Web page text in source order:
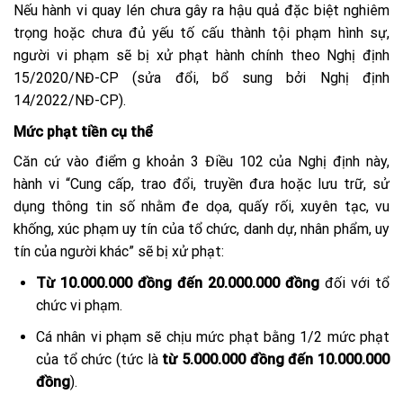
Nếu hành vi quay lén chưa gây ra hậu quả đặc biệt nghiêm
trọng hoặc chưa đủ yếu tố cấu thành tội phạm hình sự,
người vi phạm sẽ bị xử phạt hành chính theo Nghị định
15/2020/NĐ-CP (sửa đổi, bổ sung bởi Nghị định
14/2022/NĐ-CP).
Mức phạt tiền cụ thể
Căn cứ vào điểm g khoản 3 Điều 102 của Nghị định này,
hành vi “Cung cấp, trao đổi, truyền đưa hoặc lưu trữ, sử
dụng thông tin số nhằm đe dọa, quấy rối, xuyên tạc, vu
khống, xúc phạm uy tín của tổ chức, danh dự, nhân phẩm, uy
tín của người khác” sẽ bị xử phạt:
Từ 10.000.000 đồng đến 20.000.000 đồng đối với tổ
chức vi phạm.
Cá nhân vi phạm sẽ chịu mức phạt bằng 1/2 mức phạt
của tổ chức (tức là từ 5.000.000 đồng đến 10.000.000
đồng).